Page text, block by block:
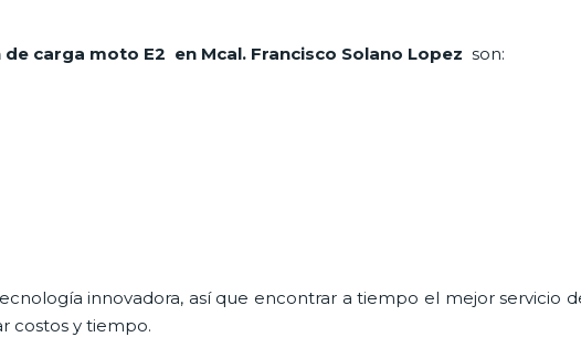
de carga moto E2 en Mcal. Francisco Solano Lopez son:
innovadora, así que encontrar a tiempo el mejor servicio
costos y tiempo.